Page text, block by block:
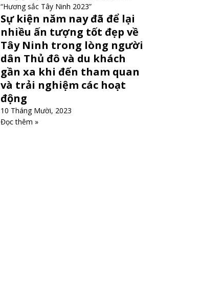
Sự kiện năm nay đã để lại
nhiều ấn tượng tốt đẹp về
Tây Ninh trong lòng người
dân Thủ đô và du khách
gần xa khi đến tham quan
và trải nghiệm các hoạt
động
10 Tháng Mười, 2023
Đọc thêm »